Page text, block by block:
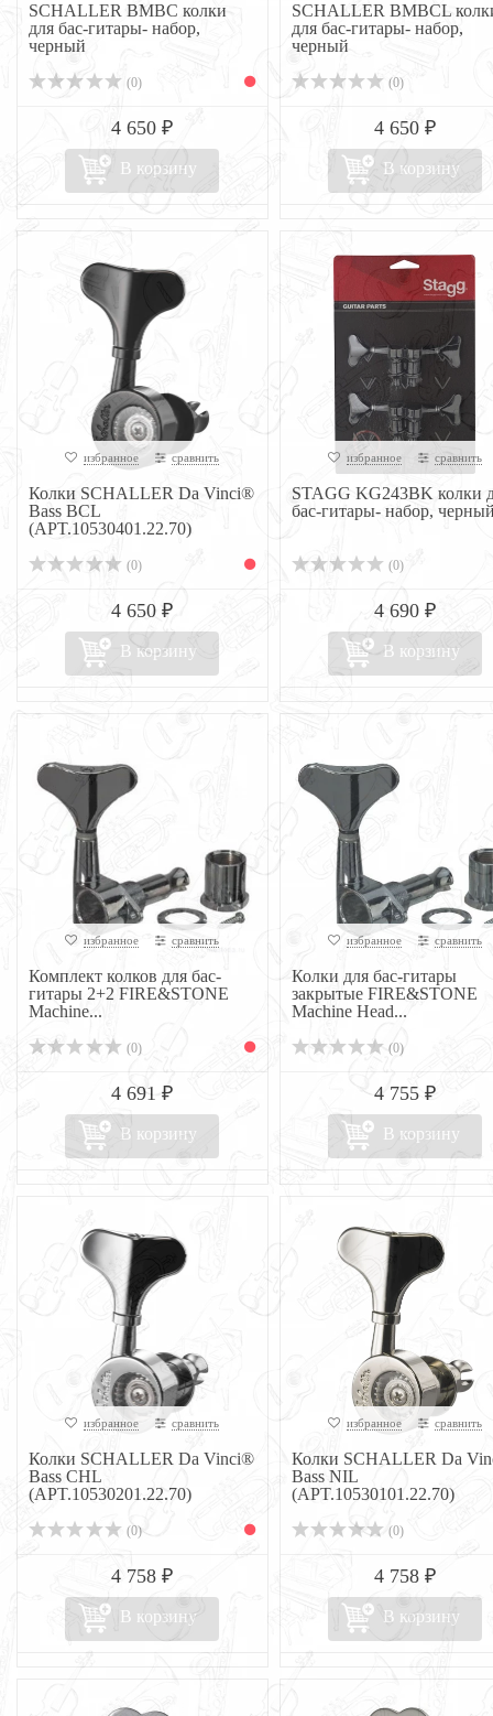
SCHALLER BMBC колки
для бас-гитары- набор,
черный
(0)
4 650 ₽
В корзину
SCHALLER BMBCL
для бас-гитары- набор,
черный
(0)
4 650 ₽
В корзину
избранное сравнить
Колки SCHALLER Da Vinci®
Bass BCL
(APT.10530401.22.70)
(0)
4 650 ₽
В корзину
избранное сравнить
STAGG KG243BK колки
бас-гитары- набор,
(0)
4 690 ₽
В корзину
избранное сравнить
Комплект колков для бас-
гитары 2+2 FIRE&STONE
Machine...
(0)
4 691 ₽
В корзину
избранное сравнить
Колки для бас-гитары
закрытые FIRE&STONE
Machine Head...
(0)
4 755 ₽
В корзину
избранное сравнить
Колки SCHALLER Da Vinci®
Bass CHL
(APT.10530201.22.70)
(0)
4 758 ₽
В корзину
избранное сравнить
Колки SCHALLER Da
Bass NIL
(APT.10530101.22.70)
(0)
4 758 ₽
В корзину